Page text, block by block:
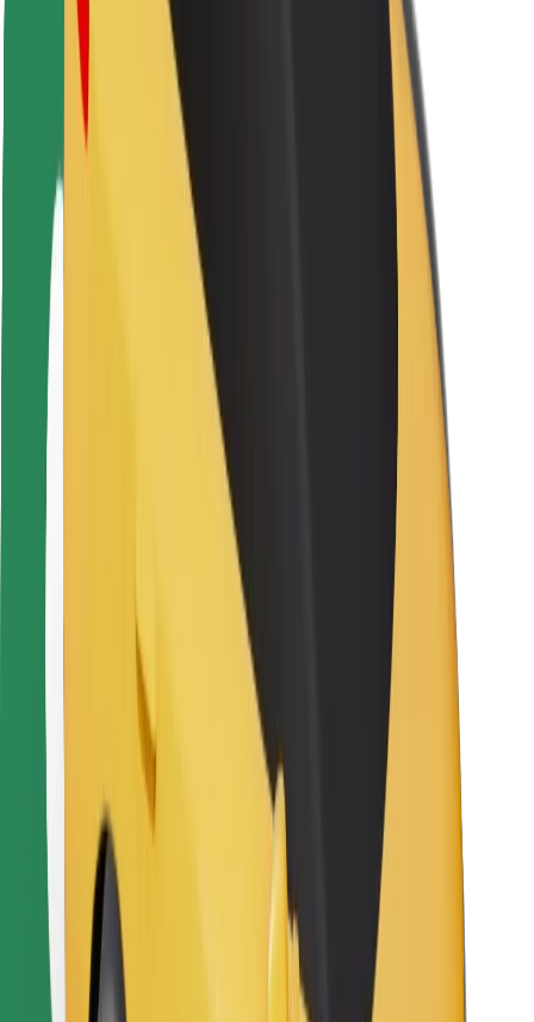
Fahrgast-Sicherheit
Fahrer-Sicherheit
E-Scooter-Sicherheit
Sicherheitslabor
Lösungen für Städte
Bolt Ladestationen
Für Nutzer:innen
Für Fahrer:innen
Für Flottenbesitzer:innen
Für Restaurants
Bolt for Business
Zulieferer
Allgemeine Geschäftsbedingungen
Cookies
Sicherheit
In wenigen Minuten zu deiner Fahrt!
Bolt App herunterladen